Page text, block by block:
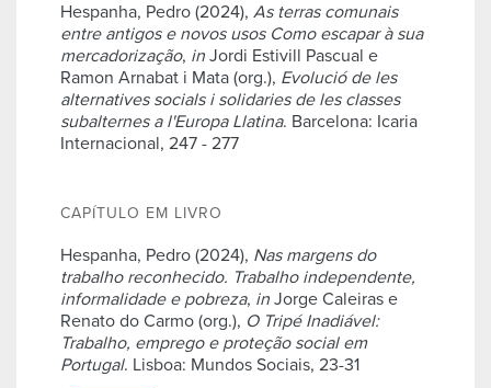
Hespanha, Pedro (2024), As terras comunais
entre antigos e novos usos Como escapar à sua
mercadorização, in Jordi Estivill Pascual e
Ramon Arnabat i Mata (org.), Evolució de les
alternatives socials i solidaries de les classes
subalternes a l'Europa Llatina. Barcelona: Icaria
Internacional, 247 - 277
CAPÍTULO EM LIVRO
Hespanha, Pedro (2024), Nas margens do
trabalho reconhecido. Trabalho independente,
informalidade e pobreza, in Jorge Caleiras e
Renato do Carmo (org.), O Tripé Inadiável:
Trabalho, emprego e proteção social em
Portugal. Lisboa: Mundos Sociais, 23-31